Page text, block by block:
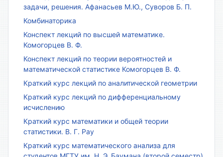
задачи, решения. Афанасьев М.Ю., Суворов Б. П.
Комбинаторика
Конспект лекций по высшей математике.
Комогорцев В. Ф.
Конспект лекций по теории вероятностей и
математической статистике Комогорцев В. Ф.
Краткий курс лекций по аналитической геометрии
Краткий курс лекций по дифференциальному
исчислению
Краткий курс математики и общей теории
статистики. В. Г. Рау
Краткий курс математического анализа для